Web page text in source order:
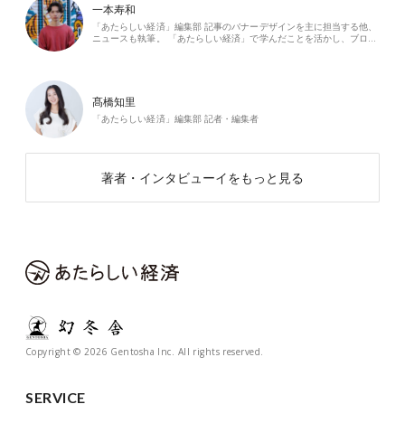
一本寿和
「あたらしい経済」編集部 記事のバナーデザインを主に担当する他、
ニュースも執筆。 「あたらしい経済」で学んだことを活かし、ブロ…
髙橋知里
「あたらしい経済」編集部 記者・編集者
著者・インタビューイをもっと見る
Copyright © 2026 Gentosha Inc. All rights reserved.
SERVICE